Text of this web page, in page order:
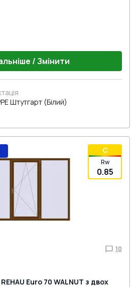
/ Змінити
Штутгарт (Білий)
C
Rw
0.85
10
Euro 70 WALNUT з двох